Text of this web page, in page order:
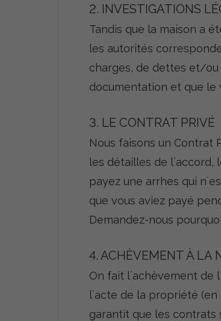
2. INVESTIGATIONS
Tandis que la maison a
les autorités
charges, de dettes et/ou
documentation et que
3. LE CONTRAT PRIVÉ
Nous faisons un Contrat
les détailles de
payez une arrhes qui
que vous aviez payé
Demandez-nous
4. ACHÈVEMENT À LA
On fait l´achèvement de
l´acte de la propriété
garantit que les contrats